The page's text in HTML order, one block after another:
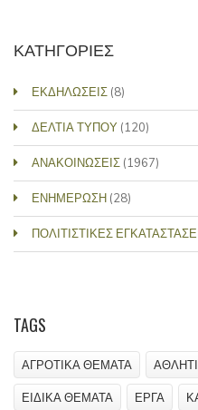
ΚΑΤΗΓΟΡΙΕΣ
ΕΚΔΗΛΩΣΕΙΣ (8)
ΔΕΛΤΙΑ ΤΥΠΟΥ (120)
ΑΝΑΚΟΙΝΩΣΕΙΣ (1967)
ΕΝΗΜΕΡΩΣΗ (28)
ΠΟΛΙΤΙΣΤΙΚΕΣ
TAGS
ΑΓΡΟΤΙΚΑ ΘΕΜΑΤΑ
ΕΙΔΙΚΑ ΘΕΜΑΤΑ ΕΡΓΑ